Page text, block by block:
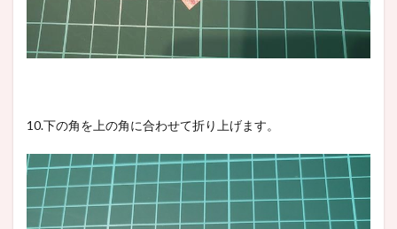
10.下の角を上の角に合わせて折り上げます。